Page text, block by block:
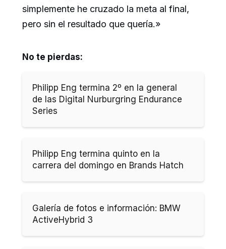
simplemente he cruzado la meta al final,
pero sin el resultado que quería.»
No te pierdas:
Philipp Eng termina 2º en la general
de las Digital Nurburgring Endurance
Series
Philipp Eng termina quinto en la
carrera del domingo en Brands Hatch
Galería de fotos e información: BMW
ActiveHybrid 3